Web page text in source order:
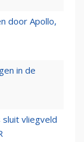
door Apollo,
in de
vliegveld